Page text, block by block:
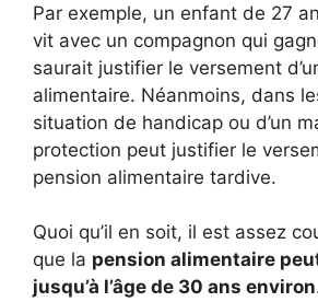
Par exemple, un enfant de 27
vit avec un compagnon qui
saurait justifier le versement
alimentaire. Néanmoins, dans
situation de handicap ou d’un
protection peut justifier le
pension alimentaire tardive.
Quoi qu’il en soit, il est assez
que la pension alimentaire
jusqu’à l’âge de 30 ans environ